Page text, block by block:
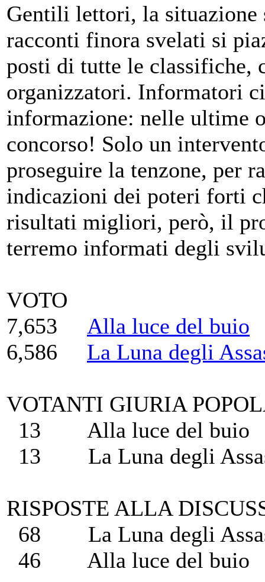
Gentili lettori, la situazione
racconti finora svelati si
posti di tutte le classifiche,
organizzatori. Informatori
informazione: nelle ultime
concorso! Solo un
proseguire la tenzone, per
indicazioni dei poteri forti
risultati migliori, però, il
terremo informati degli
VOTO
7,653 Alla luce del buio
6,586 La Luna degli
VOTANTI GIURIA
13 Alla luce del buio
13 La Luna degli
RISPOSTE ALLA
68 La Luna degli
46 Alla luce del buio